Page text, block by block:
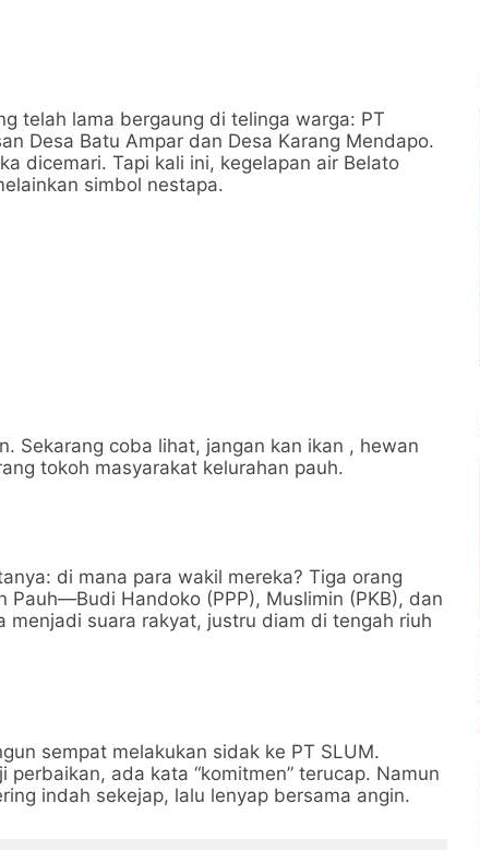
telah lama bergaung di telinga warga: PT
Desa Batu Ampar dan Desa Karang Mendapo.
dicemari. Tapi kali ini, kegelapan air Belato
simbol nestapa.
Sekarang coba lihat, jangan kan ikan , hewan
tokoh masyarakat kelurahan pauh.
di mana para wakil mereka? Tiga orang
Pauh—Budi Handoko (PPP), Muslimin (PKB), dan
menjadi suara rakyat, justru diam di tengah riuh
sempat melakukan sidak ke PT SLUM.
ada kata “komitmen” terucap. Namun
indah sekejap, lalu lenyap bersama angin.